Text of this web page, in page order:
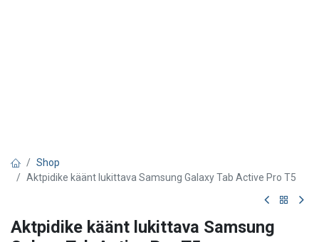
Shop
Aktpidike käänt lukittava Samsung Galaxy Tab Active Pro T5
Aktpidike käänt lukittava Samsung